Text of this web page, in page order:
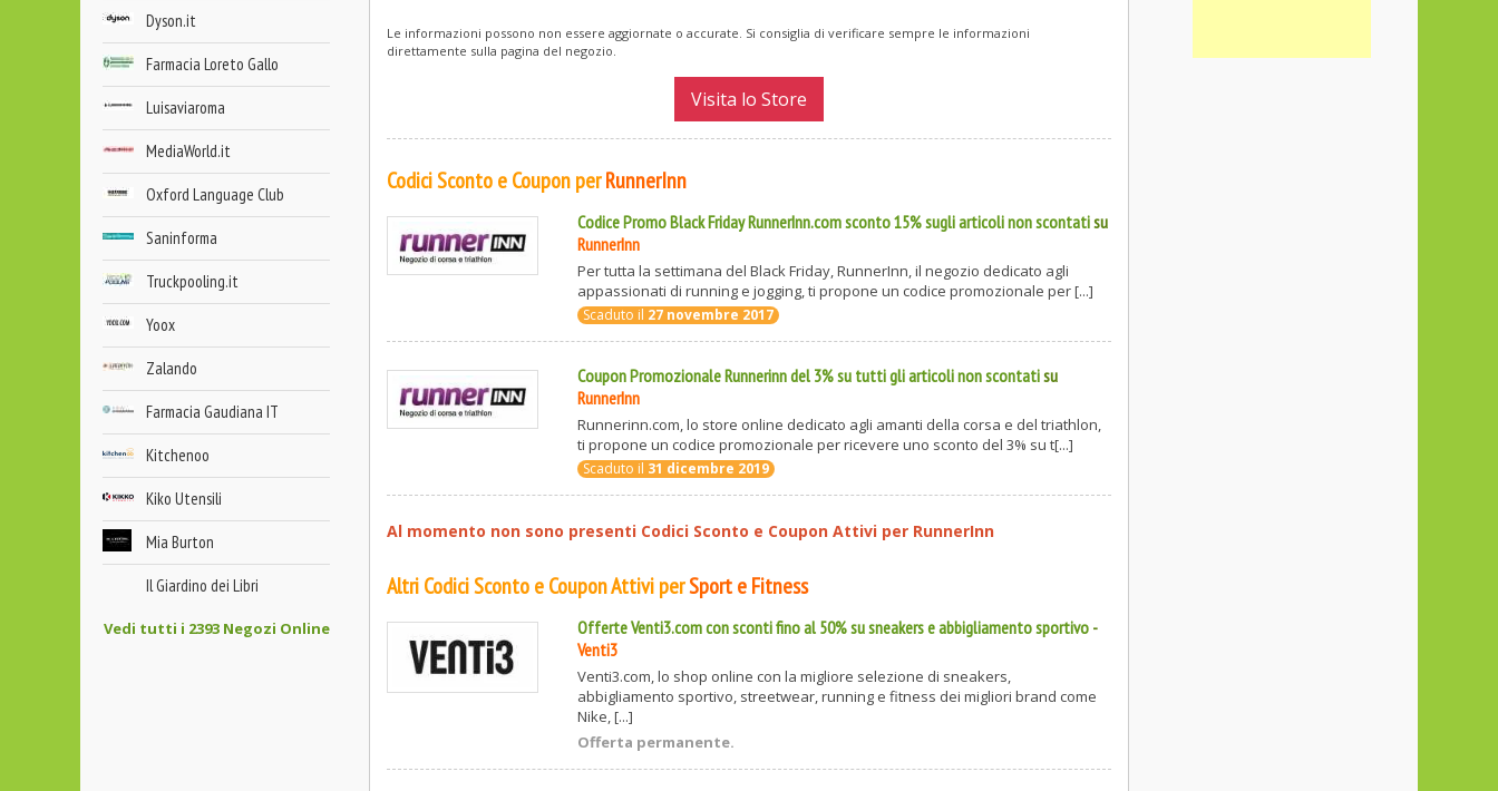
Dyson.it
Farmacia Loreto Gallo
Luisaviaroma
MediaWorld.it
Oxford Language Club
Saninforma
Truckpooling.it
Yoox
Zalando
Farmacia Gaudiana IT
Kitchenoo
Kiko Utensili
Mia Burton
Il Giardino dei Libri
Vedi tutti i 2393 Negozi Online
Le informazioni possono non essere aggiornate o accurate. Si consiglia di verificare sempre le informazioni
direttamente sulla pagina del negozio.
Visita lo Store
Codici Sconto e Coupon perRunnerInn
Codice Promo Black Friday RunnerInn.com sconto 15% sugli articoli non scontatisu
RunnerInn
Per tutta la settimana del Black Friday, RunnerInn, il negozio dedicato agli
appassionati di running e jogging, ti propone un codice promozionale per [...]
Scaduto il 27 novembre 2017
Coupon Promozionale Runnerinn del 3% su tutti gli articoli non scontatisu
RunnerInn
Runnerinn.com, lo store online dedicato agli amanti della corsa e del triathlon,
ti propone un codice promozionale per ricevere uno sconto del 3% su t[...]
Scaduto il 31 dicembre 2019
Al momento non sono presenti Codici Sconto e Coupon Attivi per RunnerInn
Altri Codici Sconto e Coupon Attivi perSport e Fitness
Offerte Venti3.com con sconti fino al 50% su sneakers e abbigliamento sportivo -
Venti3
Venti3.com, lo shop online con la migliore selezione di sneakers,
abbigliamento sportivo, streetwear, running e fitness dei migliori brand come
Nike, [...]
Offerta permanente.